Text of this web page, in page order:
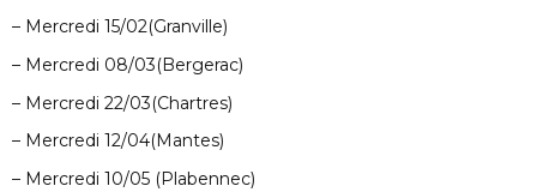
– Mercredi 15/02(Granville)
– Mercredi 08/03(Bergerac)
– Mercredi 22/03(Chartres)
– Mercredi 12/04(Mantes)
– Mercredi 10/05 (Plabennec)